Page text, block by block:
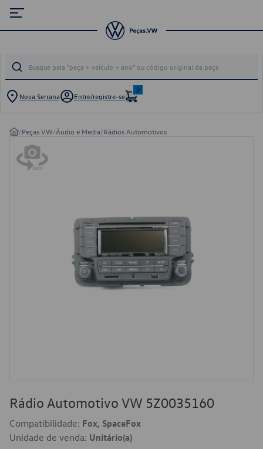
Nova Serrana Entre/registre-se
0
/Peças VW/Áudio e Media/Rádios Automotivos
Rádio Automotivo VW 5Z0035160
Compatibilidade: Fox, SpaceFox
Unidade de venda: Unitário(a)